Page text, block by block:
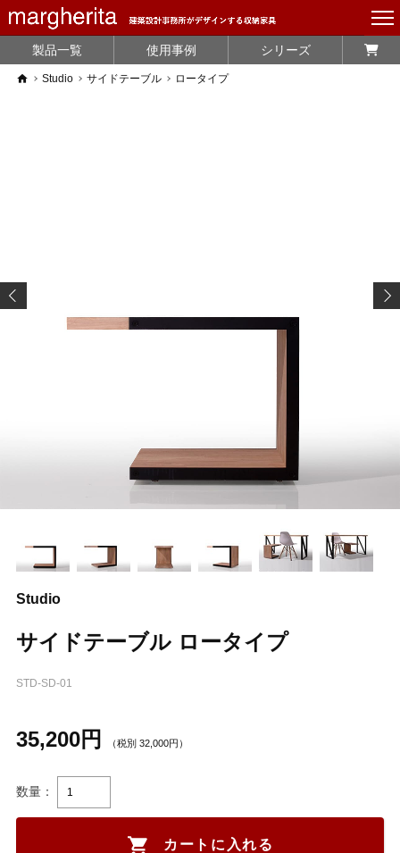
製品一覧 使用事例 シリーズ
home Studio サイドテーブル ロータイプ
Studio
サイドテーブル ロータイプ
STD-SD-01
35,200円 （税別 32,000円）
数量：
カートに入れる